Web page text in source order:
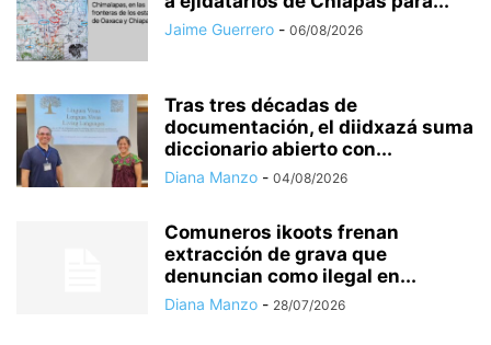
Jaime Guerrero - 06/08/2026
Tras tres décadas de
documentación, el diidxazá suma
diccionario abierto con...
Diana Manzo - 04/08/2026
Comuneros ikoots frenan
extracción de grava que
denuncian como ilegal en...
Diana Manzo - 28/07/2026